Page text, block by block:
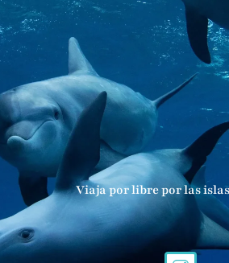
Viaja por libre por las